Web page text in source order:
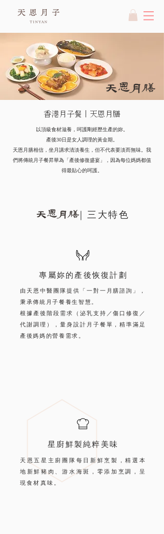
香港月子餐｜天恩月膳
以頂級食材滋養，呵護剛經歷生產的妳。
產後30日是女人調理的黃金期。
天恩月膳相信，坐月講求清淡養生，但不代表要淡而無味。 我
們將傳統月子餐昇華為「產後修復盛宴」，因為每位媽媽都值
得最貼心的呵護。
｜三大特色
專屬妳的產後恢復計劃
由天恩中醫團隊提供「一對一月膳諮詢」，
秉承傳統月子餐養生智慧。
根據產後階段需求（泌乳支持／傷口修復／
代謝調理），量身設計月子餐單，精準滿足
產後媽媽的營養需求。
天恩五星主廚團隊每日新鮮烹製，精選本
地新鮮豬肉、游水海斑，零添加烹調，呈
現食材真味。
星廚鮮製純粹美味